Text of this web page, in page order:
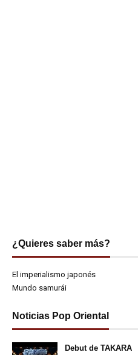
¿Quieres saber más?
El imperialismo japonés
Mundo samurái
Noticias Pop Oriental
Debut de TAKARA